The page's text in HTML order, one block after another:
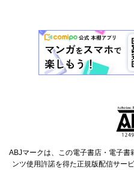
ABJマークは、この電子書店・電子
ンツ使用許諾を得た正規版配信サー